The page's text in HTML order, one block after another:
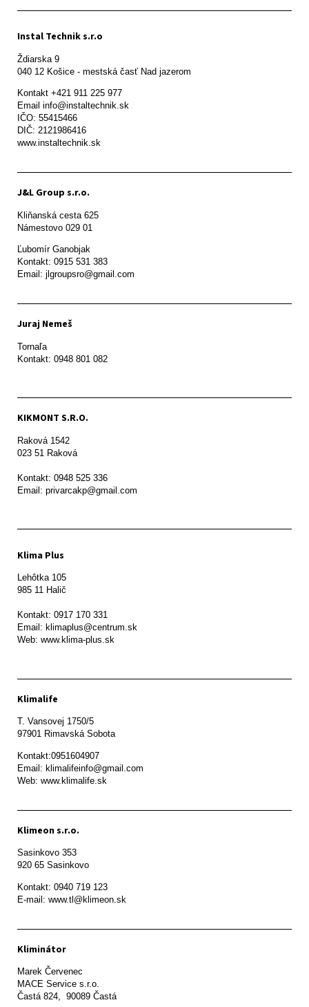
Instal Technik s.r.o
Ždiarska 9
Kontakt +421 911 225 977
Email info@instaltechnik.sk
IČO: 55415466
DIČ: 2121986416
www.instaltechnik.sk
J&L Group s.r.o.
Kliňanská cesta 625
Námestovo 029 01
Ľubomír Ganobjak
Kontakt: 0915 531 383
Email: jlgroupsro@gmail.com
Juraj Nemeš
Tornaľa
Kontakt: 0948 801 082
KIKMONT S.R.O.
Raková 1542
023 51 Raková
Kontakt: 0948 525 336
Email: privarcakp@gmail.com
Klima Plus
Lehôtka 105
985 11 Halič
Kontakt: 0917 170 331
Email: klimaplus@centrum.sk
Klimalife
T. Vansovej 1750/5
97901 Rimavská Sobota
Kontakt:0951604907
Email: klimalifeinfo@gmail.com
Web: www.klimalife.sk
Klimeon s.r.o.
Sasinkovo 353
920 65 Sasinkovo
Kontakt: 0940 719 123
E-mail: www.tl@klimeon.sk
Kliminátor
Marek Červenec
MACE Service s.r.o.
Častá 824,  90089 Častá